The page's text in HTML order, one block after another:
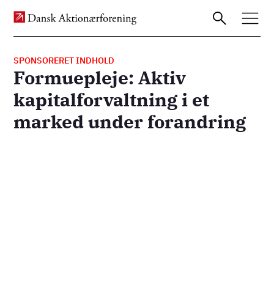
Gå
til
hovedindhold
SPONSORERET INDHOLD
Formuepleje: Aktiv
kapitalforvaltning i et
marked under forandring